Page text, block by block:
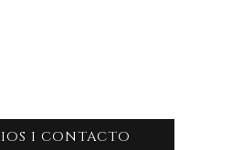
I CONTACTO